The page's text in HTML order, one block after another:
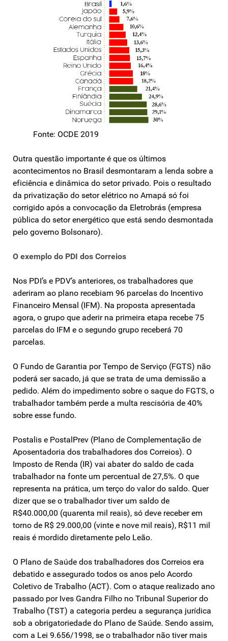
Fonte: OCDE 2019
Outra questão importante é que os últimos
acontecimentos no Brasil desmontaram a lenda sobre a
eficiência e dinâmica do setor privado. Pois o resultado
da privatização do setor elétrico no Amapá só foi
corrigido após a convocação da Eletrobrás (empresa
pública do setor energético que está sendo desmontada
pelo governo Bolsonaro).
O exemplo do PDI dos Correios
Nos PDI’s e PDV’s anteriores, os trabalhadores que
aderiram ao plano recebiam 96 parcelas do Incentivo
Financeiro Mensal (IFM). Na proposta apresentada
agora, o grupo que aderir na primeira etapa recebe 75
parcelas do IFM e o segundo grupo receberá 70
parcelas.
O Fundo de Garantia por Tempo de Serviço (FGTS) não
poderá ser sacado, já que se trata de uma demissão a
pedido. Além do impedimento sobre o saque do FGTS, o
trabalhador também perde a multa rescisória de 40%
sobre esse fundo.
Postalis e PostalPrev (Plano de Complementação de
Aposentadoria dos trabalhadores dos Correios). O
Imposto de Renda (IR) vai abater do saldo de cada
trabalhador na fonte um percentual de 27,5%. O que
representa na prática, um terço do valor do saldo. Quer
dizer que se o trabalhador tiver um saldo de
R$40.000,00 (quarenta mil reais), só deve receber em
torno de R$ 29.000,00 (vinte e nove mil reais), R$11 mil
reais é mordido diretamente pelo Leão.
O Plano de Saúde dos trabalhadores dos Correios era
debatido e assegurado todos os anos pelo Acordo
Coletivo de Trabalho (ACT). Com o ataque realizado ano
passado por Ives Gandra Filho no Tribunal Superior do
Trabalho (TST) a categoria perdeu a segurança jurídica
sob a obrigatoriedade do Plano de Saúde. Sendo assim,
com a Lei 9.656/1998, se o trabalhador não tiver mais